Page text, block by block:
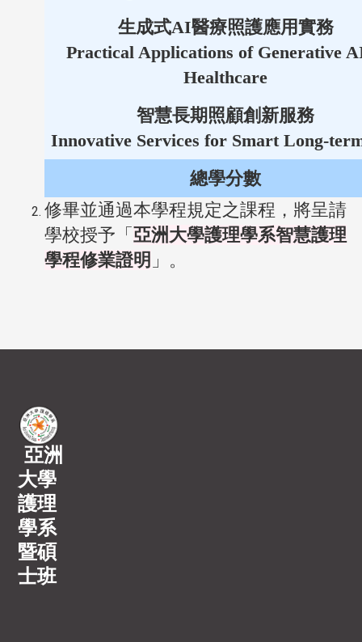
生成式AI醫療照護應用實務
Practical Applications of Generative
Healthcare
智慧長期照顧創新服務
Innovative Services for Smart Long-
總學分數
修畢並通過本學程規定之課程，將呈請
學校授予「 亞洲大學護理學系智慧護理
學程修業證明 」。
亞洲
大學
護理
學系
暨碩
士班